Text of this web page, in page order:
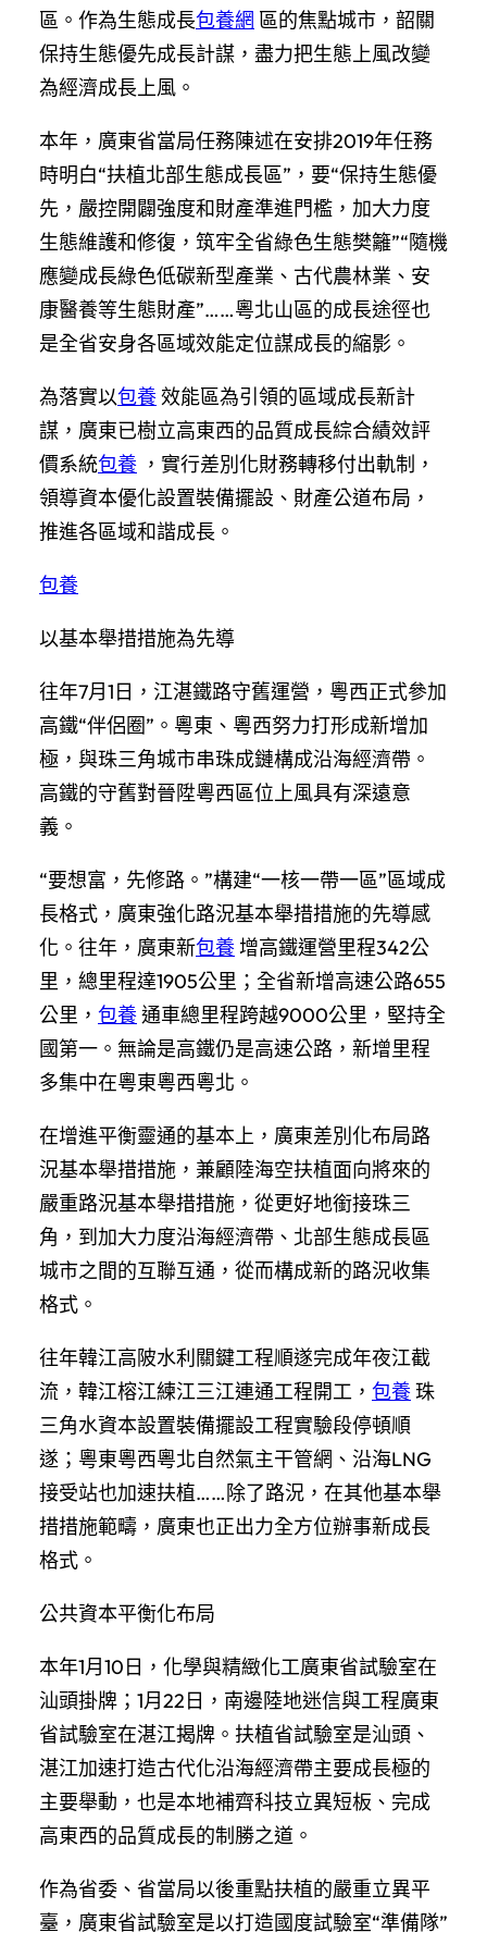
區。作為生態成長包養網 區的焦點城市，韶關
保持生態優先成長計謀，盡力把生態上風改變
為經濟成長上風。
本年，廣東省當局任務陳述在安排2019年任務
時明白“扶植北部生態成長區”，要“保持生態優
先，嚴控開闢強度和財產準進門檻，加大力度
生態維護和修復，筑牢全省綠色生態樊籬”“隨機
應變成長綠色低碳新型產業、古代農林業、安
康醫養等生態財產”……粵北山區的成長途徑也
是全省安身各區域效能定位謀成長的縮影。
為落實以包養效能區為引領的區域成長新計
謀，廣東已樹立高東西的品質成長綜合績效評
價系統包養 ，實行差別化財務轉移付出軌制，
領導資本優化設置裝備擺設、財產公道布局，
推進各區域和諧成長。
包養
以基本舉措措施為先導
往年7月1日，江湛鐵路守舊運營，粵西正式參加
高鐵“伴侶圈”。粵東、粵西努力打形成新增加
極，與珠三角城市串珠成鏈構成沿海經濟帶。
高鐵的守舊對晉陞粵西區位上風具有深遠意
義。
“要想富，先修路。”構建“一核一帶一區”區域成
長格式，廣東強化路況基本舉措措施的先導感
化。往年，廣東新包養增高鐵運營里程342公
里，總里程達1905公里；全省新增高速公路655
公里， 包養通車總里程跨越9000公里，堅持全
國第一。無論是高鐵仍是高速公路，新增里程
多集中在粵東粵西粵北。
在增進平衡靈通的基本上，廣東差別化布局路
況基本舉措措施，兼顧陸海空扶植面向將來的
嚴重路況基本舉措措施，從更好地銜接珠三
角，到加大力度沿海經濟帶、北部生態成長區
城市之間的互聯互通，從而構成新的路況收集
格式。
往年韓江高陂水利關鍵工程順遂完成年夜江截
流，韓江榕江練江三江連通工程開工， 包養珠
三角水資本設置裝備擺設工程實驗段停頓順
遂；粵東粵西粵北自然氣主干管網、沿海LNG
接受站也加速扶植……除了路況，在其他基本舉
措措施範疇，廣東也正出力全方位辦事新成長
格式。
公共資本平衡化布局
本年1月10日，化學與精緻化工廣東省試驗室在
汕頭掛牌；1月22日，南邊陸地迷信與工程廣東
省試驗室在湛江揭牌。扶植省試驗室是汕頭、
湛江加速打造古代化沿海經濟帶主要成長極的
主要舉動，也是本地補齊科技立異短板、完成
高東西的品質成長的制勝之道。
作為省委、省當局以後重點扶植的嚴重立異平
臺，廣東省試驗室是以打造國度試驗室“準備隊”